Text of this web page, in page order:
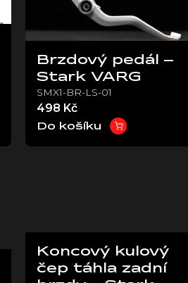
Brzdový pedál –
Stark VARG
SMX1-BR-LS-01
498 Kč
Do košíku
Koncový kulový
čep táhla zadní